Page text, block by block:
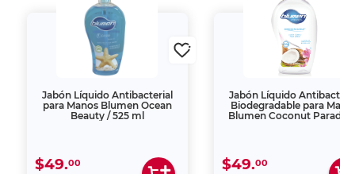
Jabón Líquido Antibacterial
para Manos Blumen Ocean
Beauty / 525 ml
$49.00
Jabón Líquido
Biodegradable para
Blumen Coconut
$49.00